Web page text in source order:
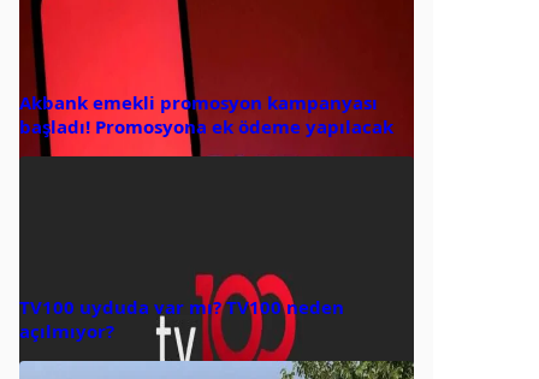
Akbank emekli promosyon kampanyası
başladı! Promosyona ek ödeme yapılacak
TV100 uyduda var mı? TV100 neden
açılmıyor?